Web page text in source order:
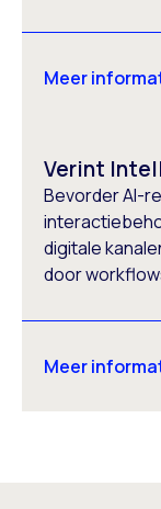
Meer
Verint
Bevorder AI-
digitale
door
Meer